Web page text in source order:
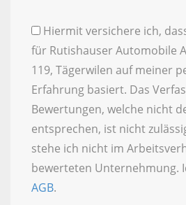
Hiermit versichere ich,
für Rutishauser Automobile
119, Tägerwilen auf meiner
Erfahrung basiert. Das
Bewertungen, welche nicht
entsprechen, ist nicht
stehe ich nicht im
bewerteten Unternehmung.
AGB.